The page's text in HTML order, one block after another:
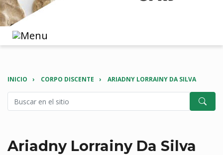
INICIO CORPO DISCENTE ARIADNY LORRAINY DA SILVA
Ariadny Lorrainy Da Silva